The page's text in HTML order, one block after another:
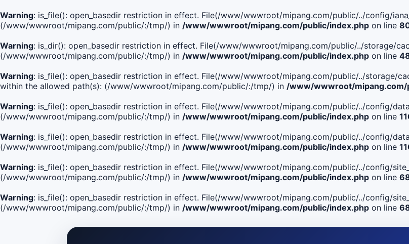
Warning: is_file(): open_basedir restriction in effect. File(/www/wwwroot/mipang.com/public/../config/
(/www/wwwroot/mipang.com/public/:/tmp/) in /www/wwwroot/mipang.com/public/index.php on line
Warning: is_dir(): open_basedir restriction in effect. File(/www/wwwroot/mipang.com/public/../storage/
(/www/wwwroot/mipang.com/public/:/tmp/) in /www/wwwroot/mipang.com/public/index.php on line
Warning: is_file(): open_basedir restriction in effect. File(/www/wwwroot/mipang.com/public/../storage/
within the allowed path(s): (/www/wwwroot/mipang.com/public/:/tmp/) in /www/wwwroot/mipang.com/
Warning: is_file(): open_basedir restriction in effect. File(/www/wwwroot/mipang.com/public/../config/
(/www/wwwroot/mipang.com/public/:/tmp/) in /www/wwwroot/mipang.com/public/index.php on line
Warning: is_file(): open_basedir restriction in effect. File(/www/wwwroot/mipang.com/public/../config/
(/www/wwwroot/mipang.com/public/:/tmp/) in /www/wwwroot/mipang.com/public/index.php on line
Warning: is_file(): open_basedir restriction in effect. File(/www/wwwroot/mipang.com/public/../config/
(/www/wwwroot/mipang.com/public/:/tmp/) in /www/wwwroot/mipang.com/public/index.php on line
Warning: is_file(): open_basedir restriction in effect. File(/www/wwwroot/mipang.com/public/../config/
(/www/wwwroot/mipang.com/public/:/tmp/) in /www/wwwroot/mipang.com/public/index.php on line